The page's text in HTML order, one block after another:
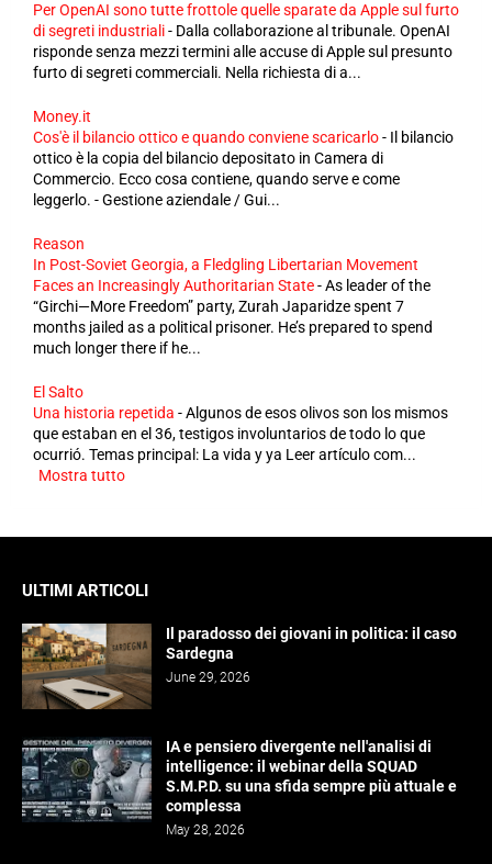
Per OpenAI sono tutte frottole quelle sparate da Apple sul furto
di segreti industriali- Dalla collaborazione al tribunale. OpenAI
risponde senza mezzi termini alle accuse di Apple sul presunto
furto di segreti commerciali. Nella richiesta di a...
Money.it
Cos'è il bilancio ottico e quando conviene scaricarlo- Il bilancio
ottico è la copia del bilancio depositato in Camera di
Commercio. Ecco cosa contiene, quando serve e come
leggerlo. - Gestione aziendale / Gui...
Reason
In Post-Soviet Georgia, a Fledgling Libertarian Movement
Faces an Increasingly Authoritarian State-As leader of the
“Girchi—More Freedom” party, Zurah Japaridze spent 7
months jailed as a political prisoner. He’s prepared to spend
much longer there if he...
El Salto
Una historia repetida -Algunos de esos olivos son los mismos
que estaban en el 36, testigos involuntarios de todo lo que
ocurrió. Temas principal: La vida y ya Leer artículo com...
Mostra tutto
ULTIMI ARTICOLI
Il paradosso dei giovani in politica: il caso
Sardegna
June 29, 2026
IA e pensiero divergente nell'analisi di
intelligence: il webinar della SQUAD
S.M.P.D. su una sfida sempre più attuale e
complessa
May 28, 2026